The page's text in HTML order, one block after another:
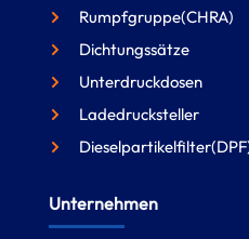
Rumpfgruppe(CHRA)
Dichtungssätze
Unterdruckdosen
Ladedrucksteller
Unternehmen